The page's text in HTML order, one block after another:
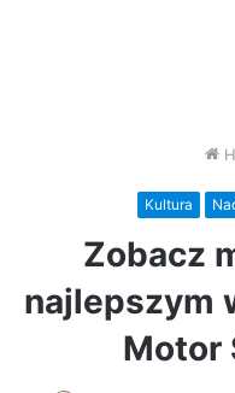
Kultura
Zobacz
najlepszym
Motor